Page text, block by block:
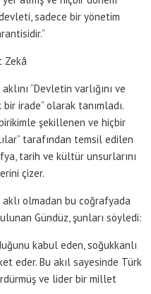
sadece bir yönetim
Zekâ
“Devletin varlığını ve
irade” olarak tanımladı.
şekillenen ve hiçbir
tarafından temsil edilen
tarih ve kültür unsurlarını
çizer.
aklı olmadan bu coğrafyada
Gündüz, şunları söyledi:
kabul eden, soğukkanlı
eder. Bu akıl sayesinde Türk
ve lider bir millet